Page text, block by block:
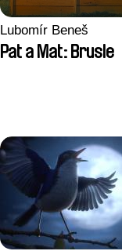
Lubomír Beneš
Pat a Mat: Brusle